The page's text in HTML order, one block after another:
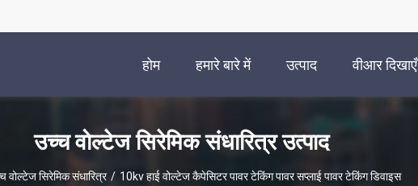
होम हमारे बारे में उत्पाद वीआर दिखाएँ
उच्च वोल्टेज सिरेमिक संधारित्र उत्पाद
वोल्टेज सिरेमिक संधारित्र / 10kv हाई वोल्टेज कैपेसिटर पावर टेकिंग पावर सप्लाई पावर टेकिंग डिवाइस